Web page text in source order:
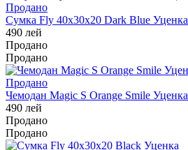
Продано
Сумка Fly 40x30x20 Dark Blue Уценка
490 лей
Продано
Продано
Продано
Чемодан Magic S Orange Smile Уценка
490 лей
Продано
Продано